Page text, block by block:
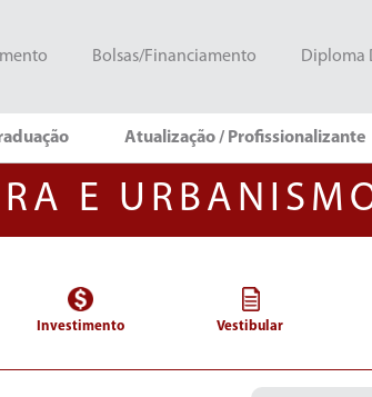
Atualização / Profissionalizante
Bolsas/Financiamento Diploma
E
Investimento Vestibular